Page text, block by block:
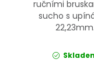
ručními
sucho s
22,23mm.